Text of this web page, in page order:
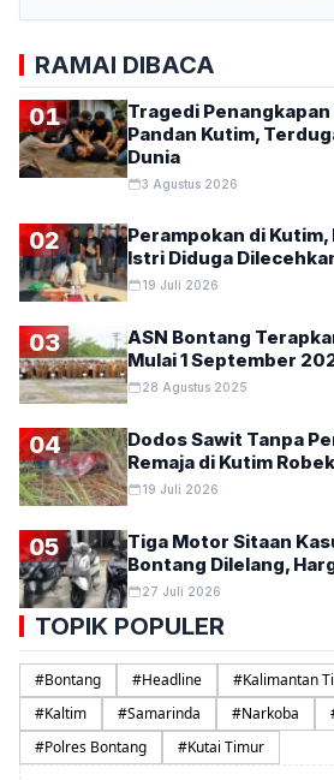
RAMAI DIBACA
01
Tragedi
Pandan Kutim,
Dunia
3 Agustus 2026
02
Perampokan di
Istri Diduga
19 Juli 2026
03
ASN Bontang
Mulai 1 September
28 Agustus 2025
04
Dodos Sawit Tanpa
Remaja di Kutim
19 Juli 2026
05
Tiga Motor Sitaan
Bontang Dilelang,
27 Juli 2026
TOPIK POPULER
#Bontang #Headline #Kalimantan
#Kaltim #Samarinda #Narkoba
#Polres Bontang #Kutai Timur